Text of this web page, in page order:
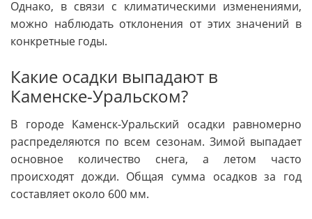
Однако, в связи с климатическими изменениями,
можно наблюдать отклонения от этих значений в
конкретные годы.
Какие осадки выпадают в
Каменске-Уральском?
В городе Каменск-Уральский осадки равномерно
распределяются по всем сезонам. Зимой выпадает
основное количество снега, а летом часто
происходят дожди. Общая сумма осадков за год
составляет около 600 мм.